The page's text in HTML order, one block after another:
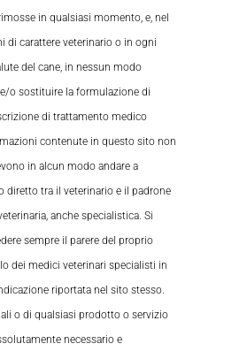
in qualsiasi momento, e, nel
di carattere veterinario o in ogni
del cane, in nessun modo
o sostituire la formulazione di
di trattamento medico
contenute in questo sito non
in alcun modo andare a
diretto tra il veterinario e il padrone
anche specialistica. Si
sempre il parere del proprio
dei medici veterinari specialisti in
riportata nel sito stesso.
o di qualsiasi prodotto o servizio
necessario e